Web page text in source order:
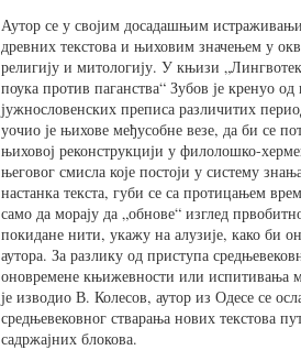
Аутор се у својим досадашњим
древних текстова и њиховим значењем у
религију и митологију. У књизи
поука против паганства“ Зубов је кренуо
јужнословенских преписа различитих
уочио је њихове међусобне везе, да би се
њиховој реконструкцији у филолошко-
његовог смисла које постоји у систему
настанка текста, губи се са протицањем
само да морају да „обнове“ изглед
покидане нити, укажу на алузије, како би
аутора. За разлику од приступа
оновремене књижевности или испитивања
је изводио В. Колесов, аутор из Одесе се
средњевековног стварања нових текстова
садржајних блокова.